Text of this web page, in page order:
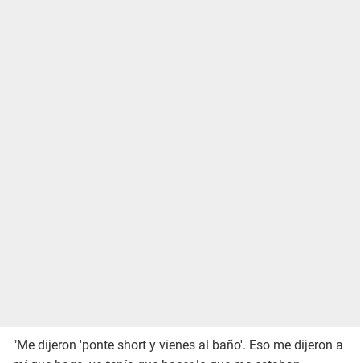
"Me dijeron 'ponte short y vienes al baño'. Eso me dijeron a